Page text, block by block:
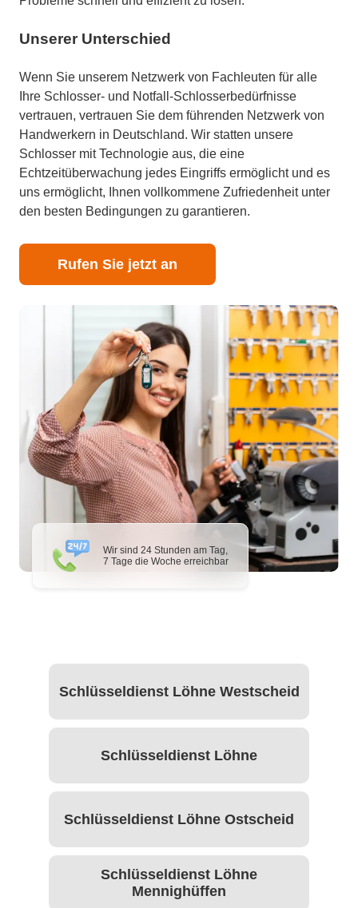
Wir sind 24 Stunden am Tag,
7 Tage die Woche erreichbar
Unserer Unterschied
Wenn Sie unserem Netzwerk von Fachleuten für alle
Ihre Schlosser- und Notfall-Schlosserbedürfnisse
vertrauen, vertrauen Sie dem führenden Netzwerk von
Handwerkern in Deutschland. Wir statten unsere
Schlosser mit Technologie aus, die eine
Echtzeitüberwachung jedes Eingriffs ermöglicht und es
uns ermöglicht, Ihnen vollkommene Zufriedenheit unter
den besten Bedingungen zu garantieren.
Rufen Sie jetzt an
Schlüsseldienst Löhne Westscheid
Schlüsseldienst Löhne
Schlüsseldienst Löhne Ostscheid
Schlüsseldienst Löhne
Mennighüffen